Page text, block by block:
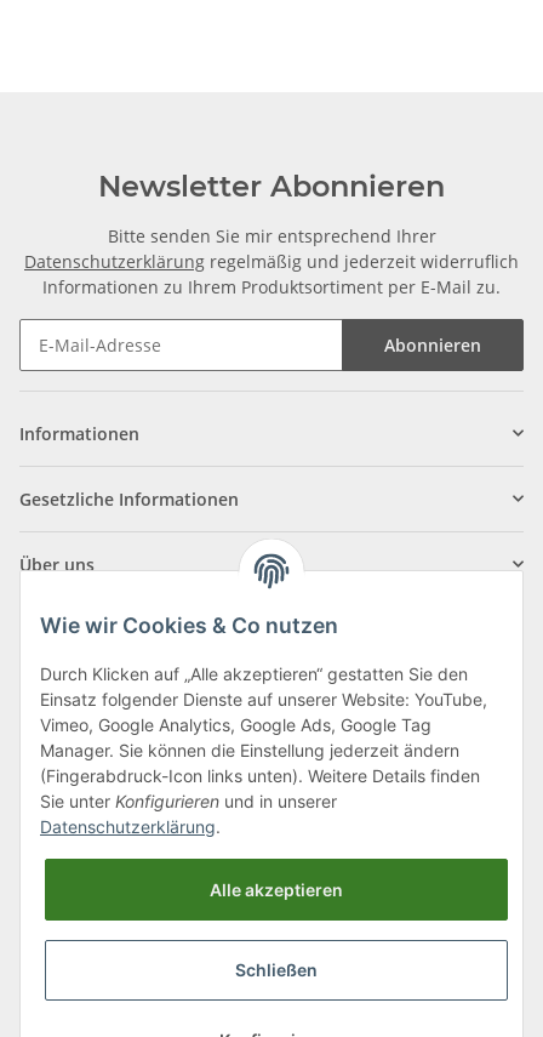
Newsletter Abonnieren
Bitte senden Sie mir entsprechend Ihrer
Datenschutzerklärung regelmäßig und jederzeit widerruflich
Informationen zu Ihrem Produktsortiment per E-Mail zu.
Abonnieren
Informationen
Gesetzliche Informationen
Über uns
Klagenfurter Straße 29
9556 Liebenfels
Montag bis Donnerstag: 8:00 bis 16:30 Uhr
Freitag: 8:00 bis 12:00 Uhr
Tel.:0043 (0) 4262 50900
office@cncshop.at
Wie wir Cookies & Co nutzen
Durch Klicken auf „Alle akzeptieren“ gestatten Sie den
Einsatz folgender Dienste auf unserer Website: YouTube,
Vimeo, Google Analytics, Google Ads, Google Tag
Manager. Sie können die Einstellung jederzeit ändern
(Fingerabdruck-Icon links unten). Weitere Details finden
Sie unter Konfigurieren und in unserer
Datenschutzerklärung.
Alle akzeptieren
Schließen